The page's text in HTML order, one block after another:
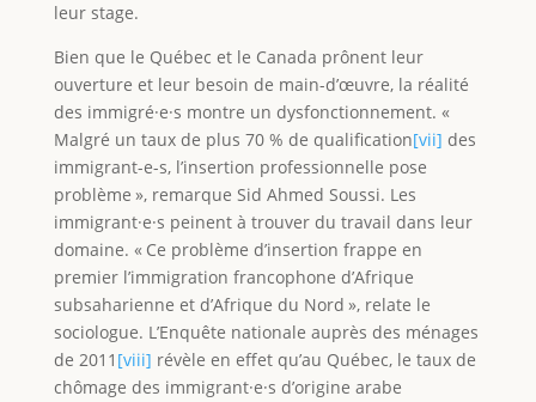
leur stage.
Bien que le Québec et le Canada prônent leur
ouverture et leur besoin de main-d’œuvre, la réalité
des immigré·e·s montre un dysfonctionnement. «
Malgré un taux de plus 70 % de qualification[vii] des
immigrant-e-s, l’insertion professionnelle pose
problème », remarque Sid Ahmed Soussi. Les
immigrant·e·s peinent à trouver du travail dans leur
domaine. « Ce problème d’insertion frappe en
premier l’immigration francophone d’Afrique
subsaharienne et d’Afrique du Nord », relate le
sociologue. L’Enquête nationale auprès des ménages
de 2011 [viii] révèle en effet qu’au Québec, le taux de
chômage des immigrant·e·s d’origine arabe